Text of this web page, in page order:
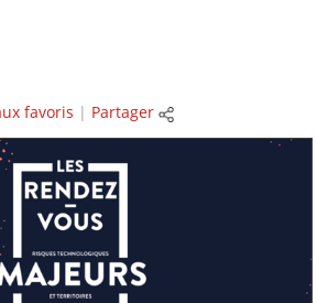
favoris | Partager